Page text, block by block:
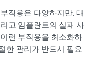
작용은 다양하지만, 대
고 임플란트의 실패 사
런 부작용을 최소화하
한 관리가 반드시 필요